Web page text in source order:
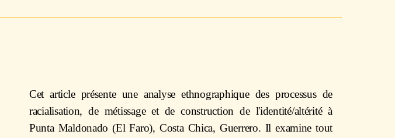
Cet article présente une analyse ethnographique des processus de
racialisation, de métissage et de construction de l'identité/altérité à
Punta Maldonado (El Faro), Costa Chica, Guerrero. Il examine tout